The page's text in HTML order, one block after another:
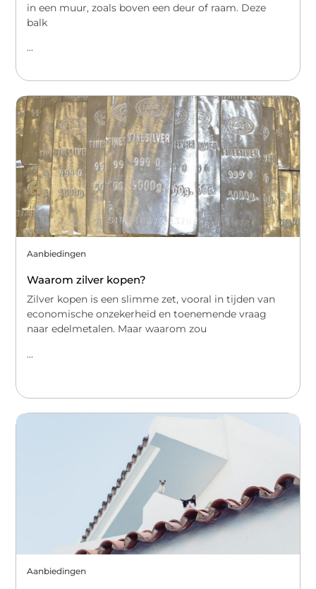
in een muur, zoals boven een deur of raam. Deze
balk
...
Aanbiedingen
Waarom zilver kopen?
Zilver kopen is een slimme zet, vooral in tijden van
economische onzekerheid en toenemende vraag
naar edelmetalen. Maar waarom zou
...
Aanbiedingen